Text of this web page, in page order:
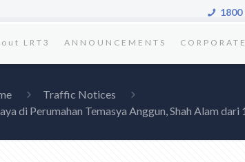
1800
LRT3 ANNOUNCEMENTS CORPORATE
Traffic Notices
di Perumahan Temasya Anggun, Shah Alam